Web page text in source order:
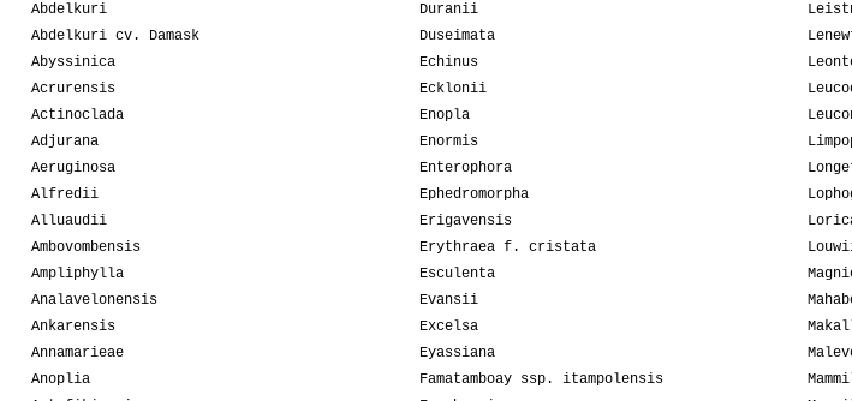
Abdelkuri
Abdelkuri cv. Damask
Abyssinica
Acrurensis
Actinoclada
Adjurana
Aeruginosa
Alfredii
Alluaudii
Ambovombensis
Ampliphylla
Analavelonensis
Ankarensis
Annamarieae
Anoplia
Duranii
Duseimata
Echinus
Ecklonii
Enopla
Enormis
Enterophora
Ephedromorpha
Erigavensis
Erythraea f. cristata
Esculenta
Evansii
Excelsa
Eyassiana
Famatamboay ssp. itampolensis